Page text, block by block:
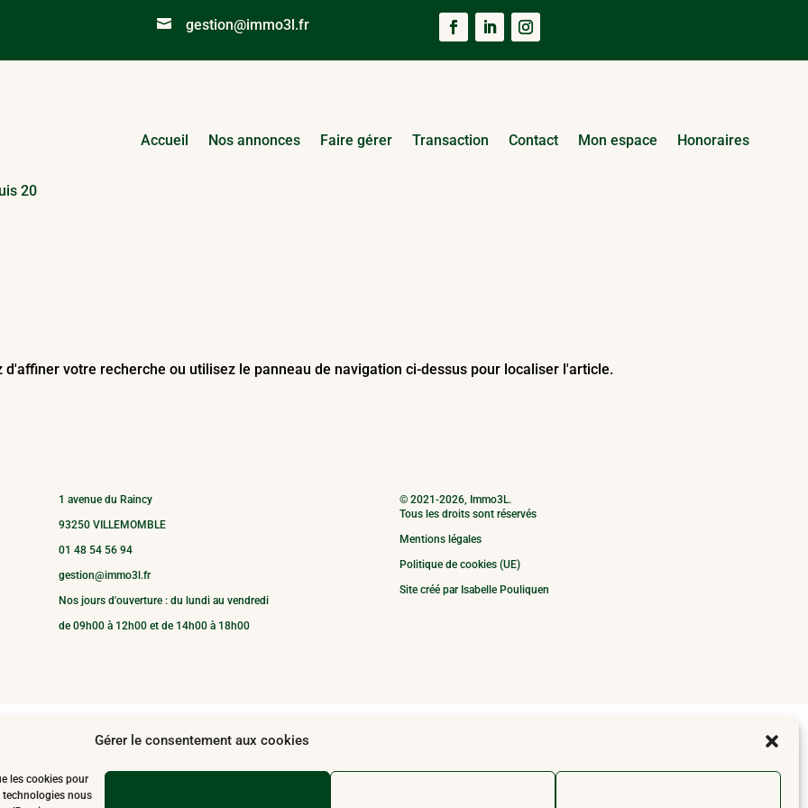
Gérer le consentement aux cookies
les cookies pour
technologies nous
 gestion@immo3l.fr
Accueil Nos annonces Faire gérer Transaction Contact Mon espace Honoraires
20
votre recherche ou utilisez le panneau de navigation ci-dessus pour localiser l'article.
1 avenue du Raincy
93250 VILLEMOMBLE
01 48 54 56 94
gestion@immo3l.fr
Nos jours d'ouverture : du lundi au vendredi
de 09h00 à 12h00 et de 14h00 à 18h00
© 2021-2026, Immo3L.
Tous les droits sont réservés
Mentions légales
Politique de cookies (UE)
Site créé par Isabelle Pouliquen